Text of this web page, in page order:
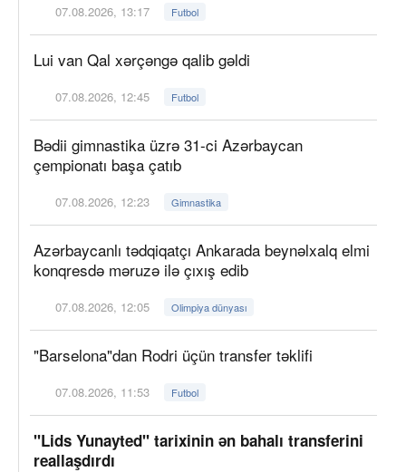
07.08.2026, 13:17 Futbol
Lui van Qal xərçəngə qalib gəldi
07.08.2026, 12:45 Futbol
Bədii gimnastika üzrə 31-ci Azərbaycan
çempionatı başa çatıb
07.08.2026, 12:23 Gimnastika
Azərbaycanlı tədqiqatçı Ankarada beynəlxalq elmi
konqresdə məruzə ilə çıxış edib
07.08.2026, 12:05 Olimpiya dünyası
"Barselona"dan Rodri üçün transfer təklifi
07.08.2026, 11:53 Futbol
"Lids Yunayted" tarixinin ən bahalı transferini
reallaşdırdı